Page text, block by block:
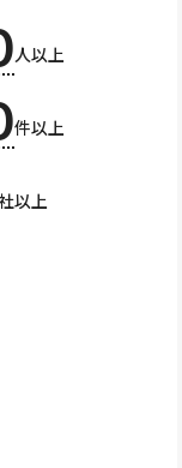
人以上
件以上
以上